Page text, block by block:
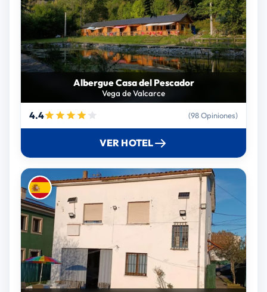
Albergue Casa del Pescador
Vega de Valcarce
4.4 (98 Opiniones)
VER HOTEL